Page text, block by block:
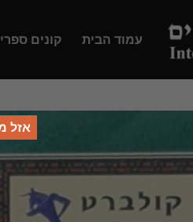
עמוד הבית קונים
אזל